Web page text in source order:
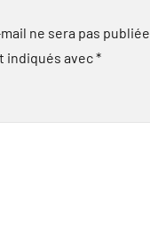
ne sera pas publiée.
indiqués avec*